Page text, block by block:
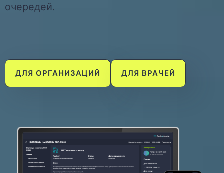
очередей.
ДЛЯ ОРГАНИЗАЦИЙ ДЛЯ ВРАЧЕЙ